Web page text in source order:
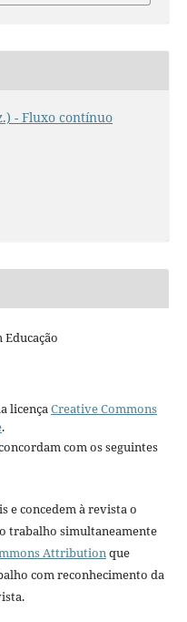
- Fluxo contínuo
Educação
licençaCreative Commons
.
com os seguintes
e concedem à revista o
trabalho simultaneamente
Attributionque
com reconhecimento da